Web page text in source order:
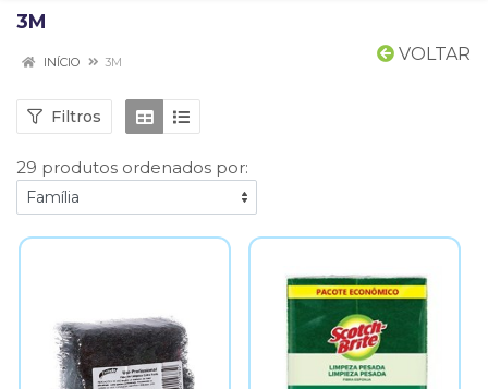
3M
VOLTAR
INÍCIO 3M
Filtros
29 produtos ordenados por: